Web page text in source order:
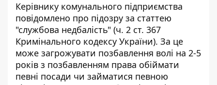
Керівнику комунального підприємства
повідомлено про підозру за статтею
"службова недбалість" (ч. 2 ст. 367
Кримінального кодексу України). За це
може загрожувати позбавлення волі на 2-5
років з позбавленням права обіймати
певні посади чи займатися певною